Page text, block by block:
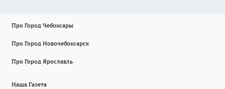
Про Город Чебоксары
Про Город Новочебоксарск
Про Город Ярославль
Наша Газета